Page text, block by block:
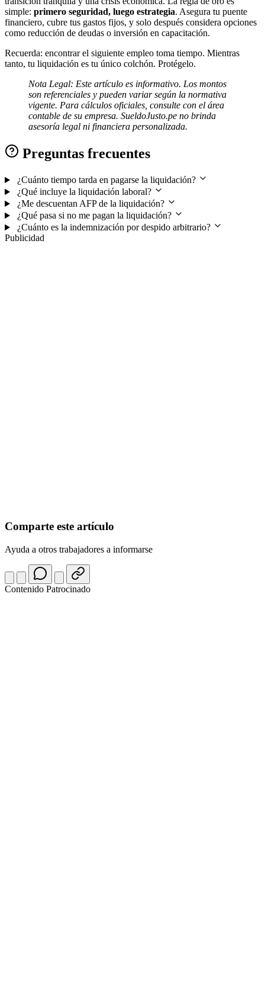
simple: primero seguridad, luego estrategia. Asegura tu puente
financiero, cubre tus gastos fijos, y solo después considera opciones
como reducción de deudas o inversión en capacitación.
Recuerda: encontrar el siguiente empleo toma tiempo. Mientras
tanto, tu liquidación es tu único colchón. Protégelo.
Nota Legal: Este artículo es informativo. Los montos
son referenciales y pueden variar según la normativa
vigente. Para cálculos oficiales, consulte con el área
contable de su empresa. SueldoJusto.pe no brinda
asesoría legal ni financiera personalizada.
Preguntas frecuentes
¿Cuánto tiempo tarda en pagarse la liquidación?
¿Qué incluye la liquidación laboral?
¿Me descuentan AFP de la liquidación?
¿Qué pasa si no me pagan la liquidación?
¿Cuánto es la indemnización por despido arbitrario?
Publicidad
Comparte este artículo
Ayuda a otros trabajadores a informarse
Contenido Patrocinado